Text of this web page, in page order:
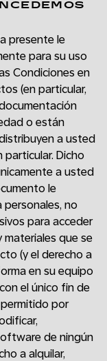
presente le
para su uso
Condiciones en
(en particular,
o están
a usted
Dicho
a usted
le
personales, no
para acceder
que se
(y el derecho a
en su equipo
el único fin de
por
de ningún
a alquilar,